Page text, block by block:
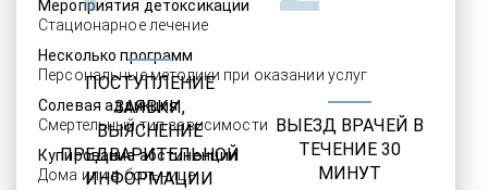
Мероприятия детоксикации
Стационарное лечение
Несколько программ
Персональные методики при оказании услуг
Солевая аддикция
Смертельный тип зависимости
Купирование абстиненции
Дома или в больнице
ПОСТУПЛЕНИЕ
ЗАЯВКИ,
ВЫЯСНЕНИЕ
ПРЕДВАРИТЕЛЬНОЙ
ИНФОРМАЦИИ
ВЫЕЗД ВРАЧЕЙ В
ТЕЧЕНИЕ 30
МИНУТ